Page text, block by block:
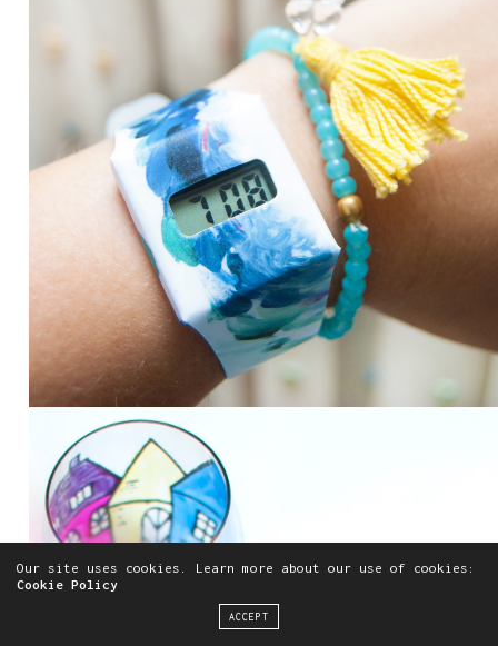
Our site uses cookies. Learn more about our use of cookies:
Cookie Policy
ACCEPT